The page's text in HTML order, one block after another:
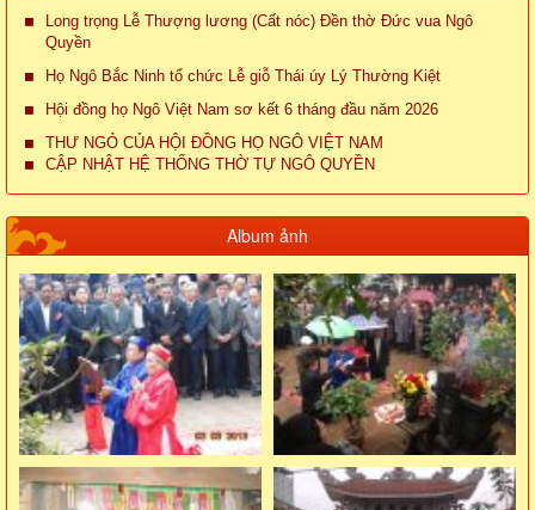
Long trọng Lễ Thượng lương (Cất nóc) Đền thờ Đức vua Ngô
Quyền
Họ Ngô Bắc Ninh tổ chức Lễ giỗ Thái úy Lý Thường Kiệt
Hội đồng họ Ngô Việt Nam sơ kết 6 tháng đầu năm 2026
THƯ NGỎ CỦA HỘI ĐỒNG HỌ NGÔ VIỆT NAM
CẬP NHẬT HỆ THỐNG THỜ TỰ NGÔ QUYỀN
Album ảnh